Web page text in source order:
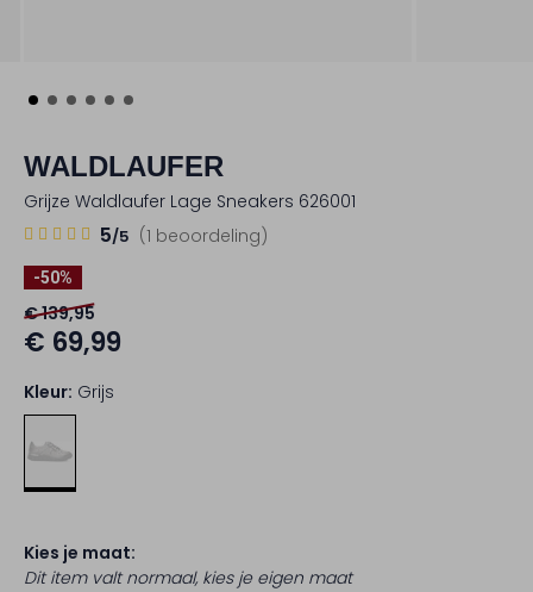
WALDLAUFER
Grijze Waldlaufer Lage Sneakers 626001
(1 beoordeling)
5/5
15
Sterren
-50%
€ 139,95
€ 69,99
Kleur: Grijs
Kies je maat:
Dit item valt normaal, kies je eigen maat